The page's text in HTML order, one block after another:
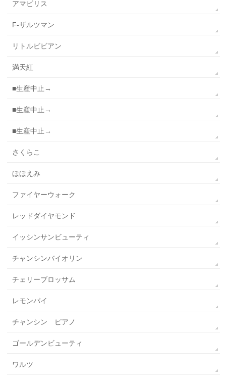
アマビリス
F-ザルツマン
リトルビビアン
満天紅
■生産中止→
■生産中止→
■生産中止→
さくらこ
ほほえみ
ファイヤーウォーク
レッドダイヤモンド
イッシンサンビューティ
チャンシンバイオリン
チェリーブロッサム
レモンパイ
チャンシン ピアノ
ゴールデンビューティ
ワルツ